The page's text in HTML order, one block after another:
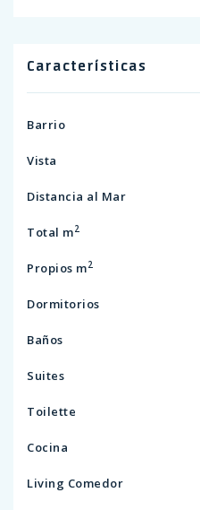
Características
Barrio
Vista
Distancia al Mar
Total m2
Propios m2
Dormitorios
Baños
Suites
Toilette
Cocina
Living Comedor